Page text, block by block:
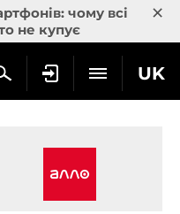
чому всі
не купує
×
UK